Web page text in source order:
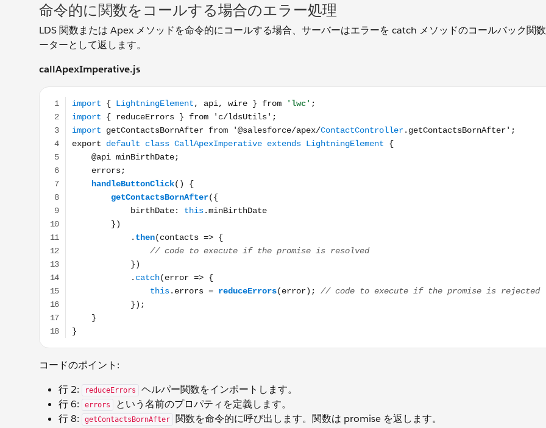
命令的に関数をコールする場合のエラー処理
LDS 関数または Apex メソッドを命令的にコールする場合、サーバーはエラーを catch メソッドのコールバック関
ーターとして返します。
callApexImperative.js
import { LightningElement, api, wire } from 'lwc'; import { reduceErrors } from 'c/ldsUtils'; import
コードのポイント:
行 2:
reduceErrors
ヘルパー関数をインポートします。
行 6:
errors
という名前のプロパティを定義します。
行 8:
getContactsBornAfter
関数を命令的に呼び出します。関数は promise を返します。